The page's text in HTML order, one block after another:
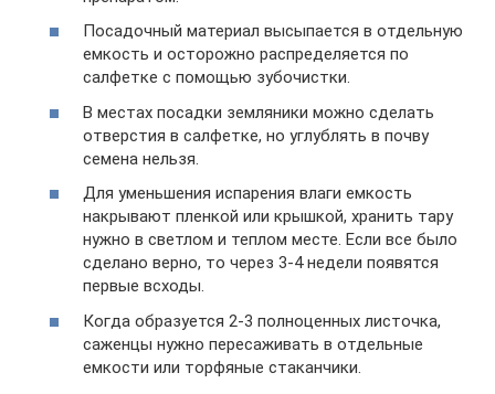
Посадочный материал высыпается в отдельную
емкость и осторожно распределяется по
салфетке с помощью зубочистки.
В местах посадки земляники можно сделать
отверстия в салфетке, но углублять в почву
семена нельзя.
Для уменьшения испарения влаги емкость
накрывают пленкой или крышкой, хранить тару
нужно в светлом и теплом месте. Если все было
сделано верно, то через 3-4 недели появятся
первые всходы.
Когда образуется 2-3 полноценных листочка,
саженцы нужно пересаживать в отдельные
емкости или торфяные стаканчики.